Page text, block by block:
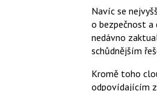
Navíc se
o bezpečnost a
nedávno
schůdnějším
Kromě toho
odpovídajícím